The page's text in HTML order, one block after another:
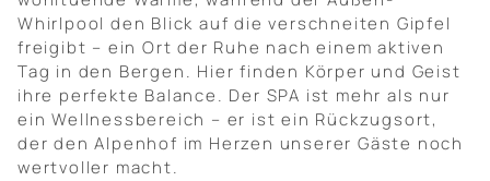
Whirlpool den Blick auf die verschneiten Gipfel
freigibt – ein Ort der Ruhe nach einem aktiven
Tag in den Bergen. Hier finden Körper und Geist
ihre perfekte Balance. Der SPA ist mehr als nur
ein Wellnessbereich – er ist ein Rückzugsort,
der den Alpenhof im Herzen unserer Gäste noch
wertvoller macht.